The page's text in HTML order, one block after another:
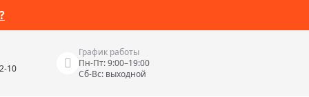
10
График работы
Пн-Пт: 9:00–19:00
Сб-Вс: выходной